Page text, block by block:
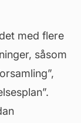
med flere
såsom